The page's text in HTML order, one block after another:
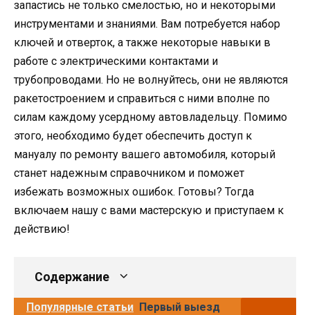
запастись не только смелостью, но и некоторыми
инструментами и знаниями. Вам потребуется набор
ключей и отверток, а также некоторые навыки в
работе с электрическими контактами и
трубопроводами. Но не волнуйтесь, они не являются
ракетостроением и справиться с ними вполне по
силам каждому усердному автовладельцу. Помимо
этого, необходимо будет обеспечить доступ к
мануалу по ремонту вашего автомобиля, который
станет надежным справочником и поможет
избежать возможных ошибок. Готовы? Тогда
включаем нашу с вами мастерскую и приступаем к
действию!
Содержание
Популярные статьи Первый выезд